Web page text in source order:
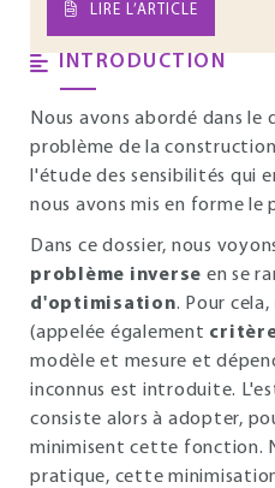
LIRE L’ARTICLE
INTRODUCTION
Nous avons abordé dans le
problème de la
l'étude des sensibilités qui
nous avons mis en forme le
Dans ce dossier, nous
problème inverse en se
d'optimisation. Pour cela,
(appelée également
modèle et mesure et
inconnus est introduite.
consiste alors à adopter,
minimisent cette fonction.
pratique, cette